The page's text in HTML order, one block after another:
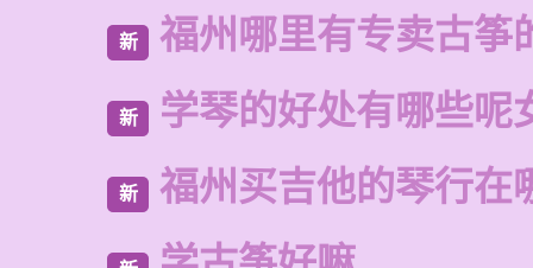
新 福州哪里有专卖古筝
新 学琴的好处有哪些呢
新 福州买吉他的琴行在